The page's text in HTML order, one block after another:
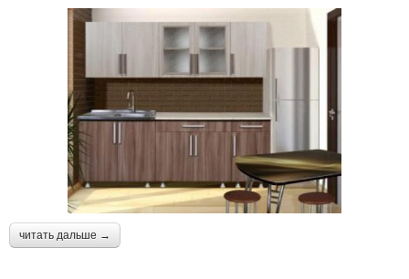
читать дальше →